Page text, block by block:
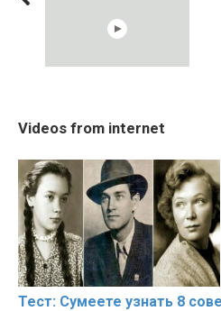
Cosy January Vlog
Beautiful Moments from
Videos from internet
Тест: Сумеете узнать 8